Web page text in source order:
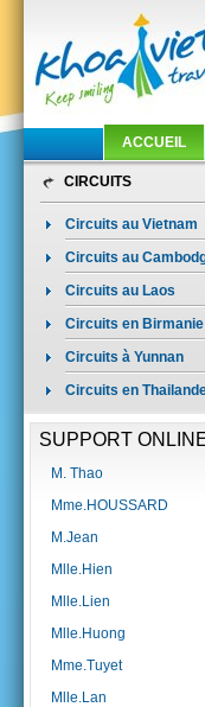
ACCUEIL
CIRCUITS
Circuits au Vietnam
Circuits au
Circuits au Laos
Circuits en Birmanie
Circuits à Yunnan
Circuits en
SUPPORT
M. Thao
Mme.HOUSSARD
M.Jean
Mlle.Hien
Mlle.Lien
Mlle.Huong
Mme.Tuyet
Mlle.Lan